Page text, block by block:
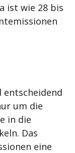
ist wie 28 bis
entscheidend
um die
in die
Das
eine